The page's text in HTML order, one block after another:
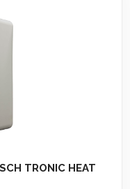
TRONIC HEAT